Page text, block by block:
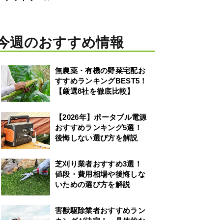
週のおすすめ情報
無農薬・有機の野菜宅配お
すすめランキングBEST5！
【厳選8社を徹底比較】
【2026年】ポータブル電源
おすすめランキング5選！
後悔しない選び方を解説
芝刈り業者おすすめ3選！
値段・費用相場や後悔しな
いための選び方を解説
害獣駆除業者おすすめラン